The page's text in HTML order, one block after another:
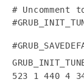
# Uncomment
523 1 440 4